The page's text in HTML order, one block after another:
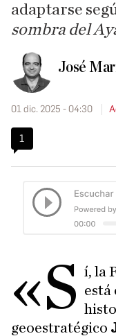
adaptarse
sombra del
José
01 dic. 2025 - 04:30
1
«S í, la
está
geoestratégico